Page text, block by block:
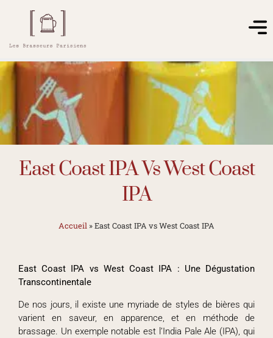
East Coast IPA Vs West Coast
IPA
Accueil »East Coast IPA vs West Coast IPA
East Coast IPA vs West Coast IPA : Une Dégustation
Transcontinentale
De nos jours, il existe une myriade de styles de bières qui
varient en saveur, en apparence, et en méthode de
brassage. Un exemple notable est l’India Pale Ale (IPA), qui